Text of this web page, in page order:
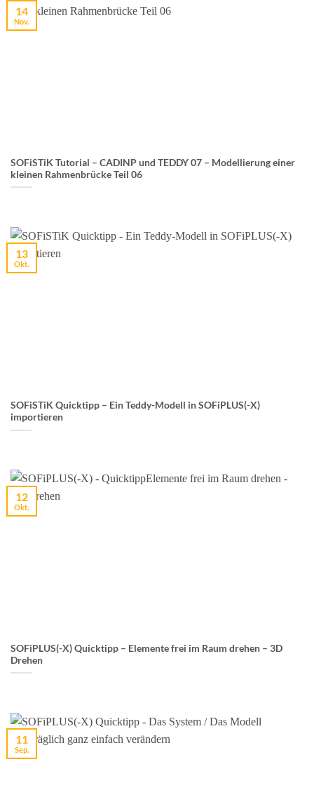
SOFiSTiK Tutorial – CADINP und TEDDY 07 – Modellierung einer
kleinen Rahmenbrücke Teil 06
14
Nov.
SOFiSTiK Quicktipp – Ein Teddy-Modell in SOFiPLUS(-X)
importieren
13
Okt.
SOFiPLUS(-X) Quicktipp – Elemente frei im Raum drehen – 3D
Drehen
12
Okt.
11
Sep.